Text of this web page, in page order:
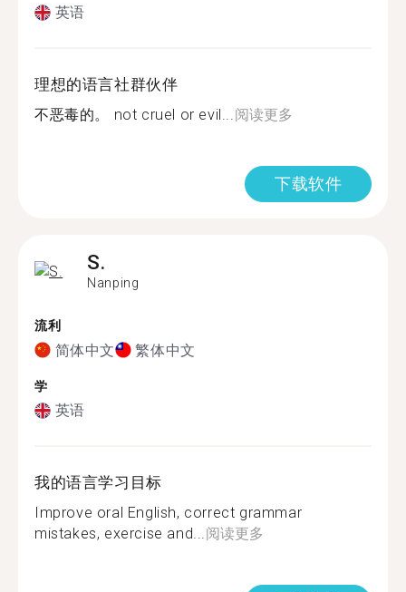
英语
理想的语言社群伙伴
不恶毒的。 not cruel or evil...阅读更多
下载软件
S.
Nanping
流利
简体中文 繁体中文
学
英语
我的语言学习目标
Improve oral English, correct grammar
mistakes, exercise and...阅读更多